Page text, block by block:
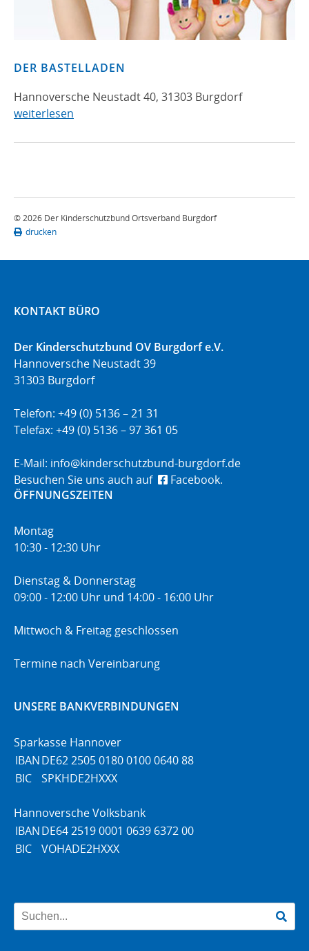
DER BASTELLADEN
Hannoversche Neustadt 40, 31303 Burgdorf
weiterlesen
© 2026 Der Kinderschutzbund Ortsverband Burgdorf
drucken
KONTAKT BÜRO
Der Kinderschutzbund OV Burgdorf e.V.
Hannoversche Neustadt 39
31303 Burgdorf
Telefon: +49 (0) 5136 – 21 31
Telefax: +49 (0) 5136 – 97 361 05
E-Mail: info@kinderschutzbund-burgdorf.de
Besuchen Sie uns auch auf
Facebook.
ÖFFNUNGSZEITEN
Montag
10:30 - 12:30 Uhr
Dienstag & Donnerstag
09:00 - 12:00 Uhr und 14:00 - 16:00 Uhr
Mittwoch & Freitag geschlossen
Termine nach Vereinbarung
UNSERE BANKVERBINDUNGEN
Sparkasse Hannover
IBANDE62 2505 0180 0100 0640 88
BIC
SPKHDE2HXXX
Hannoversche Volksbank
IBANDE64 2519 0001 0639 6372 00
BIC
VOHADE2HXXX